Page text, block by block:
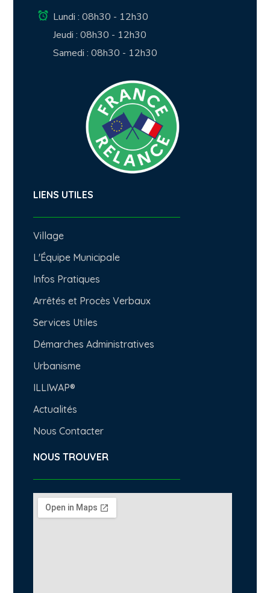
Lundi : 08h30 - 12h30
Jeudi : 08h30 - 12h30
Samedi : 08h30 - 12h30
LIENS UTILES
Village
L'Équipe Municipale
Infos Pratiques
Arrêtés et Procès Verbaux
Services Utiles
Démarches Administratives
Urbanisme
ILLIWAP®
Actualités
Nous Contacter
NOUS TROUVER